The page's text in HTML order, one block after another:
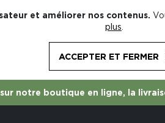
et améliorer nos contenus.
plus
ACCEPTER ET FERMER
notre boutique en ligne, la